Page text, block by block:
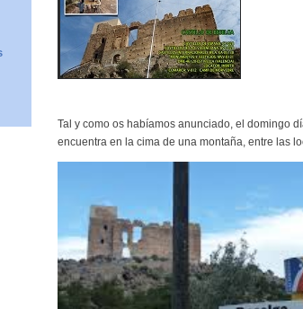
Tal y como os habíamos anunciado, el domingo
encuentra en la cima de una montaña, entre las